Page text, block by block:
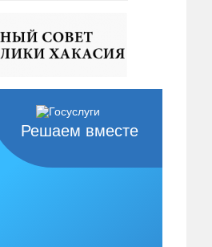
Решаем вместе